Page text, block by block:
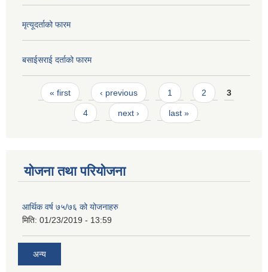
मृत्यूदर्ताको फारम
बसाईसराई दर्ताको फारम
Pages
« first ‹ previous 1 2 3
4 next › last »
योजना तथा परियोजना
आर्थिक वर्ष ७५/७६ को योजनाहरु
मिति: 01/23/2019 - 13:59
अन्य